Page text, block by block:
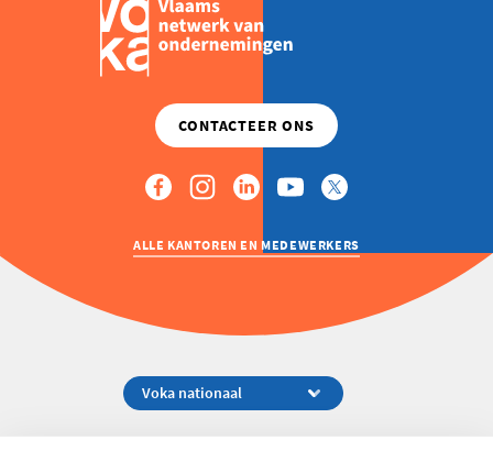
ALLE KANTOREN EN MEDEWERKERS